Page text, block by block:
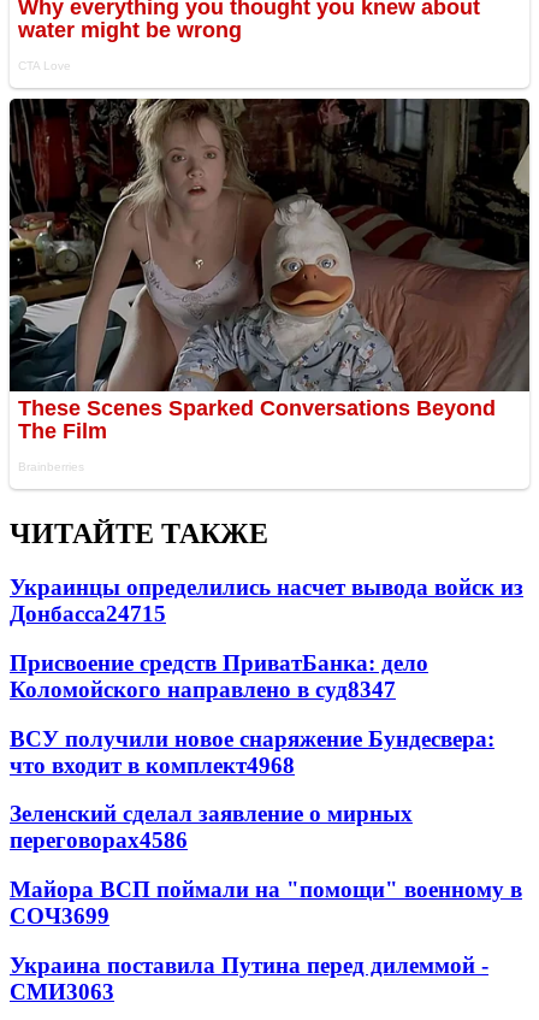
ЧИТАЙТЕ ТАКЖЕ
Украинцы определились насчет вывода войск из
Донбасса24715
Присвоение средств ПриватБанка: дело
Коломойского направлено в суд8347
ВСУ получили новое снаряжение Бундесвера:
что входит в комплект4968
Зеленский сделал заявление о мирных
переговорах4586
Майора ВСП поймали на "помощи" военному в
СОЧ3699
Украина поставила Путина перед дилеммой -
СМИ3063